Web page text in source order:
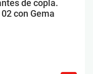
de copla.
con Gema